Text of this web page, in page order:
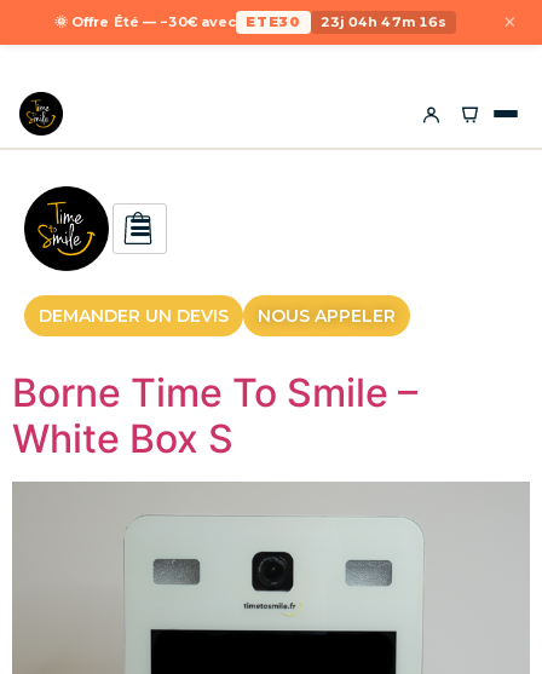
🌞 Offre Été — −30€ avec ETE30 23j 04h 47m 15s ×
DEMANDER UN DEVIS NOUS APPELER
Borne Time To Smile –
White Box S